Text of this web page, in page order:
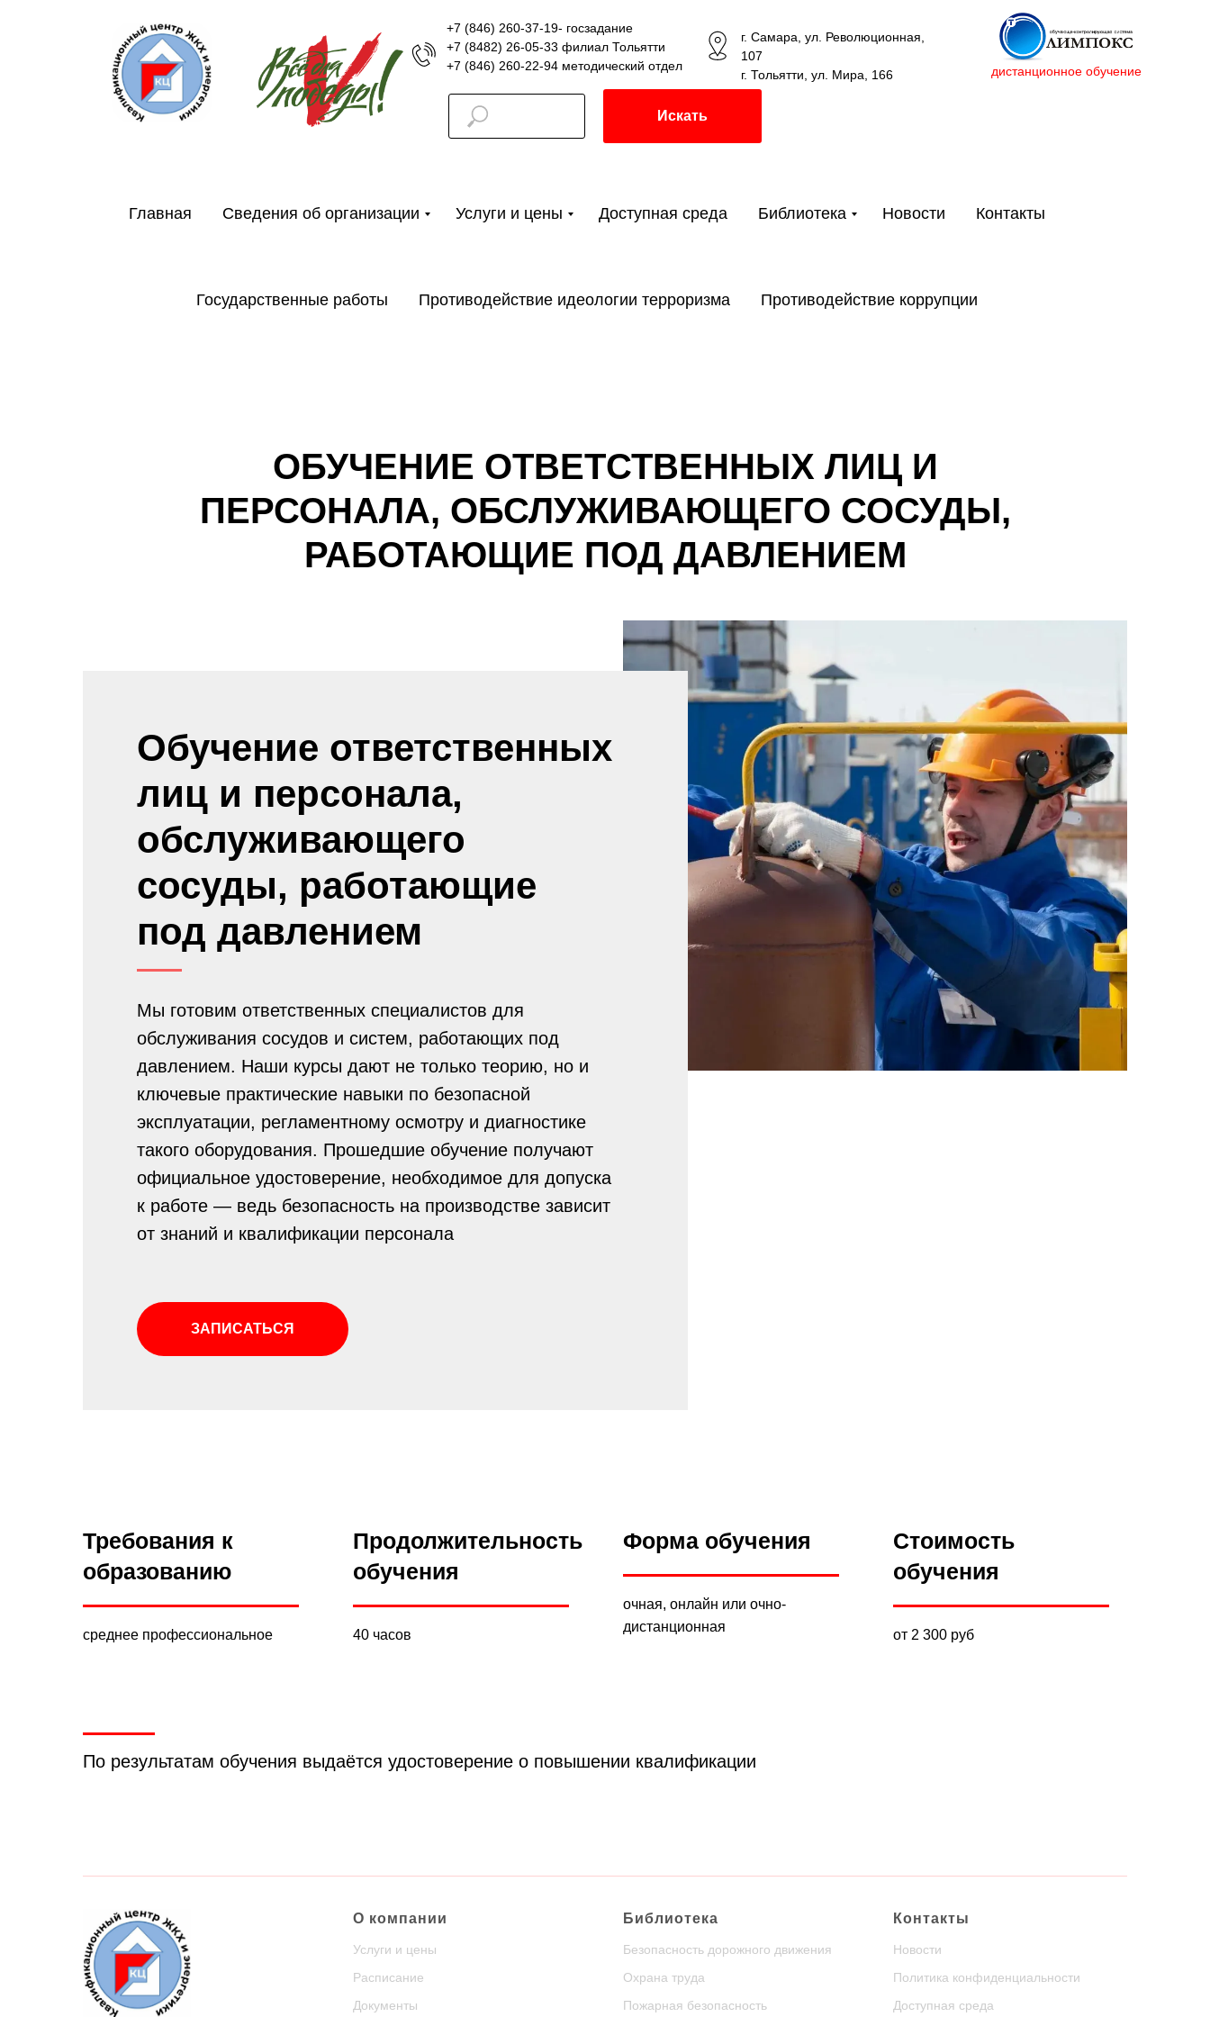
+7 (846) 260-37-19- госзадание
+7 (8482) 26-05-33 филиал Тольятти
+7 (846) 260-22-94 методический отдел
г. Самара, ул. Революционная,
107
г. Тольятти, ул. Мира, 166
дистанционное обучение
Искать
Главная Сведения об организации Услуги и цены Доступная среда Библиотека Новости Контакты
Государственные работы Противодействие идеологии терроризма Противодействие коррупции
ОБУЧЕНИЕ ОТВЕТСТВЕННЫХ ЛИЦ И
ПЕРСОНАЛА, ОБСЛУЖИВАЮЩЕГО СОСУДЫ,
РАБОТАЮЩИЕ ПОД ДАВЛЕНИЕМ
Обучение ответственных
лиц и персонала,
обслуживающего
сосуды, работающие
под давлением
Мы готовим ответственных специалистов для
обслуживания сосудов и систем, работающих под
давлением. Наши курсы дают не только теорию, но и
ключевые практические навыки по безопасной
эксплуатации, регламентному осмотру и диагностике
такого оборудования. Прошедшие обучение получают
официальное удостоверение, необходимое для допуска
к работе — ведь безопасность на производстве зависит
от знаний и квалификации персонала
ЗАПИСАТЬСЯ
Требования к
образованию
среднее профессиональное
Продолжительность
обучения
40 часов
Форма обучения
очная, онлайн или очно-
дистанционная
Стоимость
обучения
от 2 300 руб
По результатам обучения выдаётся удостоверение о повышении квалификации
О компании
Услуги и цены
Расписание
Документы
Библиотека
Безопасность дорожного движения
Охрана труда
Пожарная безопасность
Контакты
Новости
Политика конфиденциальности
Доступная среда